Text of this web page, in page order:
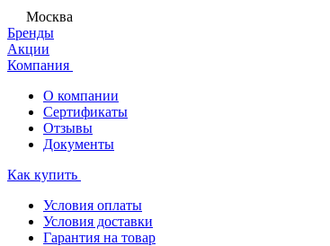
Москва
Бренды
Акции
Компания
О компании
Сертификаты
Отзывы
Документы
Как купить
Условия оплаты
Условия доставки
Гарантия на товар